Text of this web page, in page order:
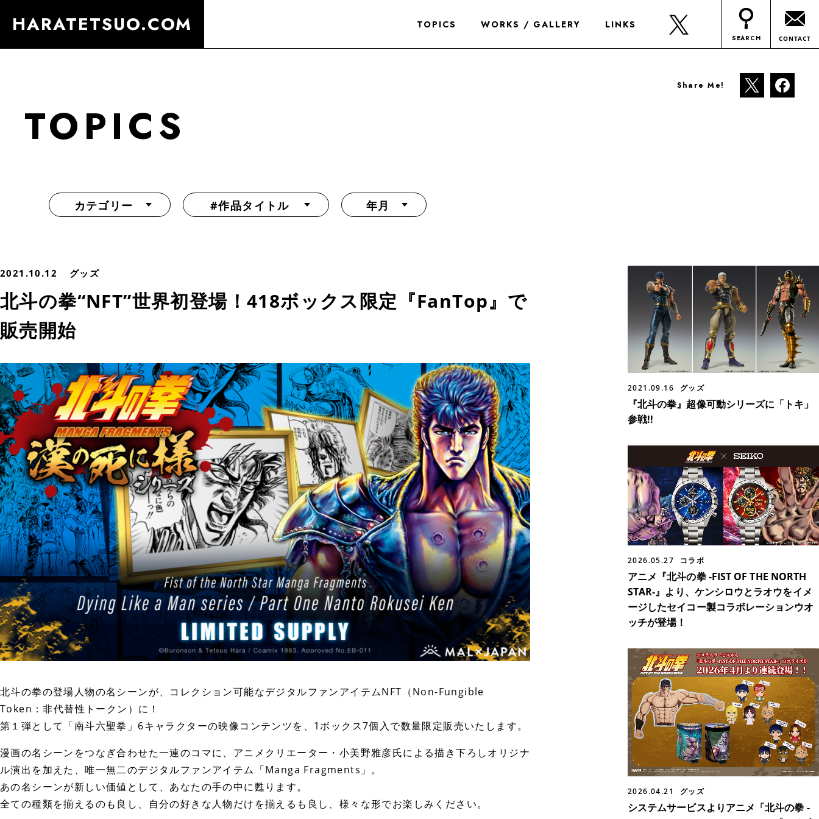
HARATETSUO.COM TOPICS WORKS / GALLERY LINKS
SEARCH CONTACT
Share Me!
TOPICS
カテゴリー #作品タイトル 年月
2021.10.12 グッズ
北斗の拳“NFT”世界初登場！418ボックス限定『FanTop』で
販売開始
北斗の拳の登場人物の名シーンが、コレクション可能なデジタルファンアイテムNFT（Non-Fungible
Token：非代替性トークン）に！
第１弾として「南斗六聖拳」6キャラクターの映像コンテンツを、1ボックス7個入で数量限定販売いたします。
漫画の名シーンをつなぎ合わせた一連のコマに、アニメクリエーター・小美野雅彦氏による描き下ろしオリジナ
ル演出を加えた、唯一無二のデジタルファンアイテム「Manga Fragments」。
あの名シーンが新しい価値として、あなたの手の中に甦ります。
全ての種類を揃えるのも良し、自分の好きな人物だけを揃えるも良し、様々な形でお楽しみください。
2021.09.16 グッズ
『北斗の拳』超像可動シリーズに「トキ」
参戦!!
2026.05.27 コラボ
アニメ『北斗の拳 -FIST OF THE NORTH
STAR-』より、ケンシロウとラオウをイメ
ージしたセイコー製コラボレーションウオ
ッチが登場！
2026.04.21 グッズ
システムサービスよりアニメ「北斗の拳 -